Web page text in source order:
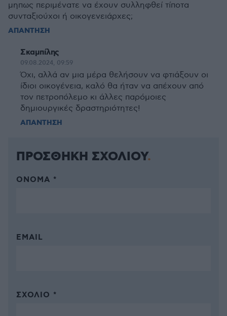
μηπως περιμένατε να έχουν συλληφθεί τίποτα
συνταξιούχοι ή οικογενειάρχες;
ΑΠΑΝΤΗΣΗ
Σκαμπίλης
09.08.2024, 09:59
Όχι, αλλά αν μια μέρα θελήσουν να φτιάξουν οι
ίδιοι οικογένεια, καλό θα ήταν να απέχουν από
τον πετροπόλεμο κι άλλες παρόμοιες
δημιουργικές δραστηριότητες!
ΑΠΑΝΤΗΣΗ
ΠΡΟΣΘΗΚΗ ΣΧΟΛΙΟΥ
ΌΝΟΜΑ *
EMAIL
ΣΧΌΛΙΟ *